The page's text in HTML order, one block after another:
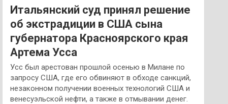
Итальянский суд принял решение
об экстрадиции в США сына
губернатора Красноярского края
Артема Усса
Усс был арестован прошлой осенью в Милане по
запросу США, где его обвиняют в обходе санкций,
незаконном получении военных технологий США и
венесуэльской нефти, а также в отмывании денег.